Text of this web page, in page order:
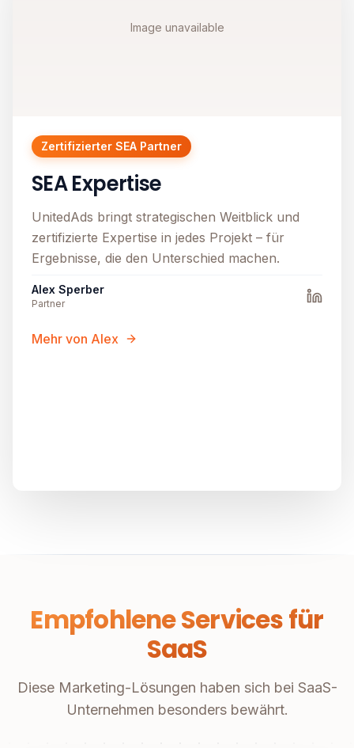
Image unavailable
Zertifizierter SEA Partner
SEA Expertise
UnitedAds bringt strategischen Weitblick und
zertifizierte Expertise in jedes Projekt – für
Ergebnisse, die den Unterschied machen.
Alex Sperber
Partner
Mehr von Alex
Empfohlene Services für
SaaS
Diese Marketing-Lösungen haben sich bei SaaS-
Unternehmen besonders bewährt.